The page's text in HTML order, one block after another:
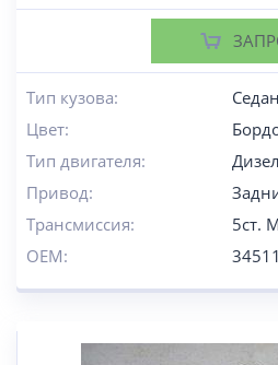
Тип кузова:
Седан
Цвет:
Тип двигателя:
Привод:
Трансмиссия:
5ст.
OEM: